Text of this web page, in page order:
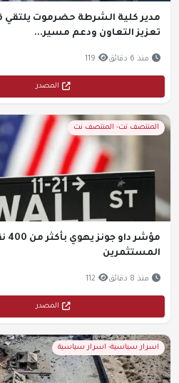
مدير كلية الشرطة حضرموت يلتقي
تعزيز التعاون ودعم مسير...
منذ 6 دقائق 119
المصدر
المنتصف نت- المنتصف نت
المستثمرين
منذ 8 دقائق 112
المصدر
اسرار سياسية- اسرار سياسية